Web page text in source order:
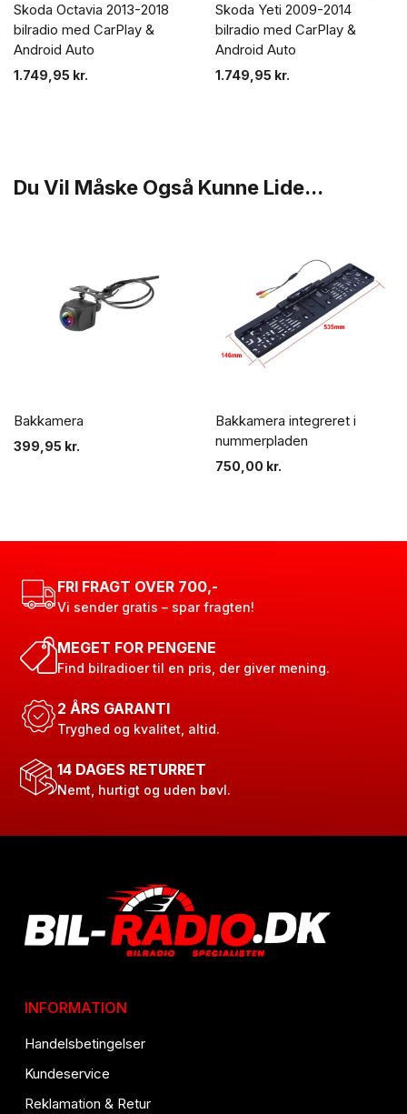
Skoda Octavia 2013-2018
bilradio med CarPlay &
Android Auto
1.749,95 kr.
Skoda Yeti 2009-2014
bilradio med CarPlay &
Android Auto
1.749,95 kr.
Du Vil Måske Også Kunne Lide...
Bakkamera
399,95 kr.
Bakkamera integreret i
nummerpladen
750,00 kr.
FRI FRAGT OVER 700,-
Vi sender gratis – spar fragten!
MEGET FOR PENGENE
Find bilradioer til en pris, der giver mening.
2 ÅRS GARANTI
Tryghed og kvalitet, altid.
14 DAGES RETURRET
Nemt, hurtigt og uden bøvl.
INFORMATION
Handelsbetingelser
Kundeservice
Reklamation & Retur